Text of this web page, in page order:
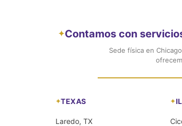
✦Contamos con
Sede física en
TEXAS
Laredo, TX